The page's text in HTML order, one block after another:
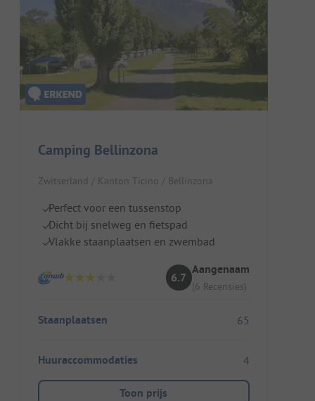
Camping Bellinzona
Zwitserland / Kanton Ticino / Bellinzona
Perfect voor een tussenstop
Dicht bij snelweg en fietspad
Vlakke staanplaatsen en zwembad
6.7
Aangenaam
(6 Recensies)
Staanplaatsen 65
Huuraccommodaties 4
Toon prijs